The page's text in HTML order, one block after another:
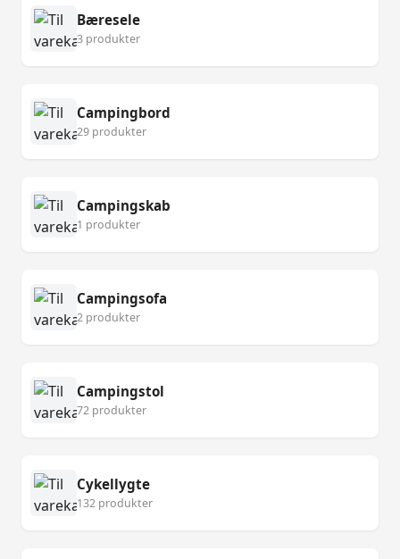
Bæresele
3 produkter
Campingbord
29 produkter
Campingskab
1 produkter
Campingsofa
2 produkter
Campingstol
72 produkter
Cykellygte
132 produkter